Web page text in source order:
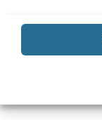
en Luca krijgt de
naar de zolder.
waarin een
herinnering!